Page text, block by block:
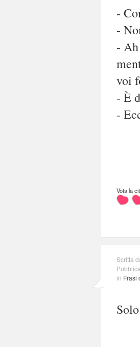
-
-
-
voi
- È
-
Vota la
Scritta
in Frasi